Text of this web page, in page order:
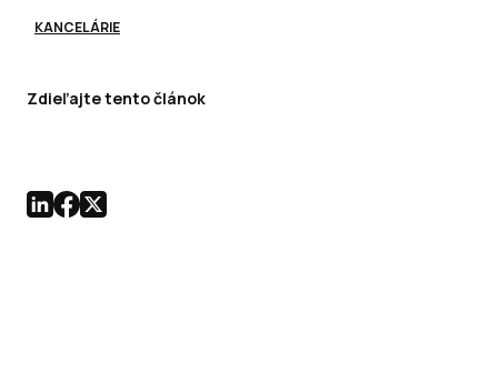
KANCELÁRIE
Zdieľajte tento článok